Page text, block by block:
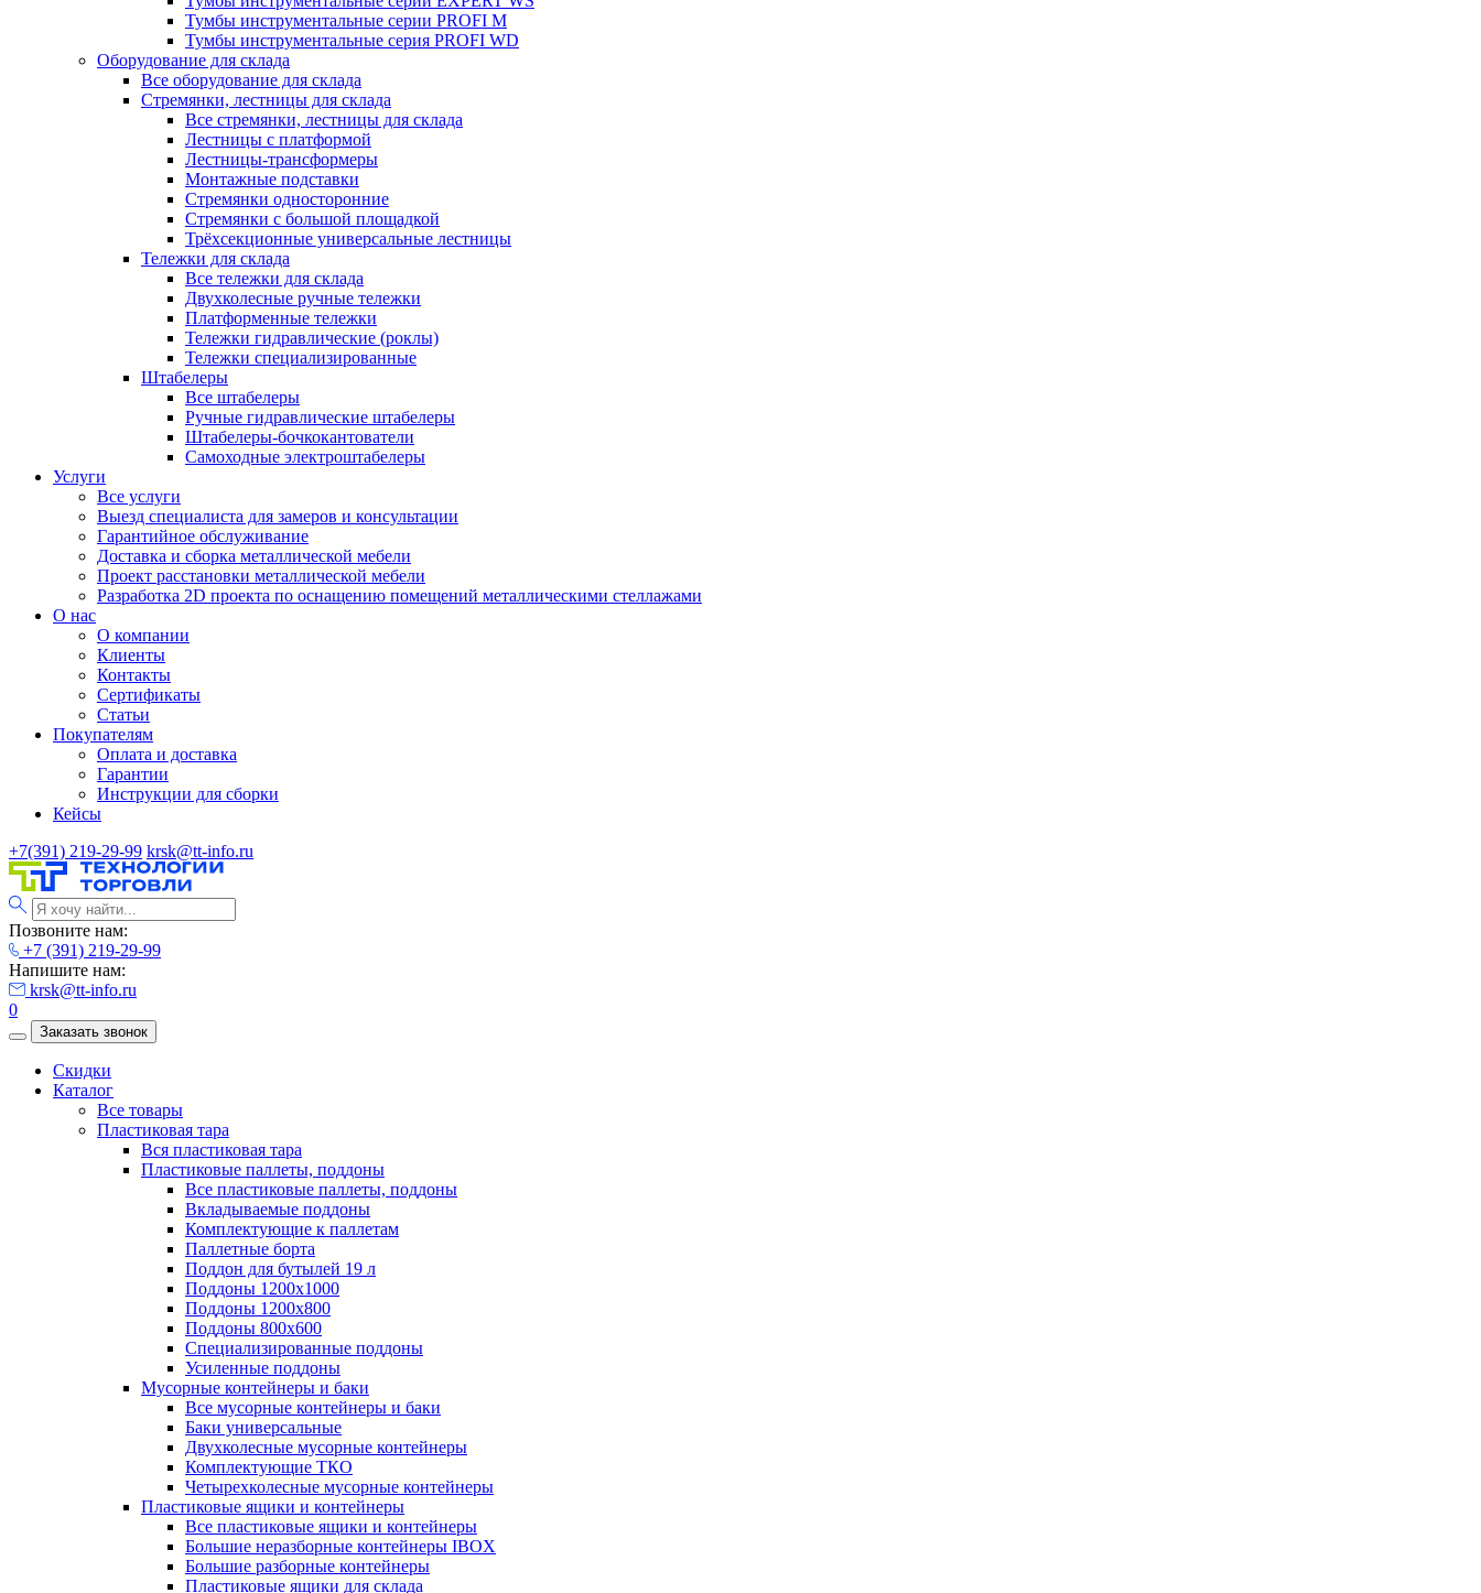
Тумбы инструментальные серии PROFI M
Тумбы инструментальные серия PROFI WD
Оборудование для склада
Все оборудование для склада
Стремянки, лестницы для склада
Все стремянки, лестницы для склада
Лестницы с платформой
Лестницы-трансформеры
Монтажные подставки
Стремянки односторонние
Стремянки с большой площадкой
Трёхсекционные универсальные лестницы
Тележки для склада
Все тележки для склада
Двухколесные ручные тележки
Платформенные тележки
Тележки гидравлические (роклы)
Тележки специализированные
Штабелеры
Все штабелеры
Ручные гидравлические штабелеры
Штабелеры-бочкокантователи
Самоходные электроштабелеры
Услуги
Все услуги
Выезд специалиста для замеров и консультации
Гарантийное обслуживание
Доставка и сборка металлической мебели
Проект расстановки металлической мебели
Разработка 2D проекта по оснащению помещений металлическими стеллажами
О нас
О компании
Клиенты
Контакты
Сертификаты
Статьи
Покупателям
Оплата и доставка
Гарантии
Инструкции для сборки
Кейсы
+7(391) 219-29-99 krsk@tt-info.ru
Позвоните нам:
+7 (391) 219-29-99
Напишите нам:
krsk@tt-info.ru
0
Заказать звонок
Скидки
Каталог
Все товары
Пластиковая тара
Вся пластиковая тара
Пластиковые паллеты, поддоны
Все пластиковые паллеты, поддоны
Вкладываемые поддоны
Комплектующие к паллетам
Паллетные борта
Поддон для бутылей 19 л
Поддоны 1200х1000
Поддоны 1200х800
Поддоны 800х600
Специализированные поддоны
Усиленные поддоны
Мусорные контейнеры и баки
Все мусорные контейнеры и баки
Баки универсальные
Двухколесные мусорные контейнеры
Комплектующие ТКО
Четырехколесные мусорные контейнеры
Пластиковые ящики и контейнеры
Все пластиковые ящики и контейнеры
Большие неразборные контейнеры IBOX
Большие разборные контейнеры
Пластиковые ящики для склада